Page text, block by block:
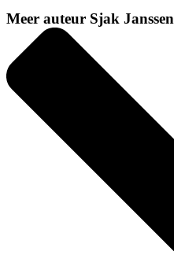
Meer auteur Sjak Janssen